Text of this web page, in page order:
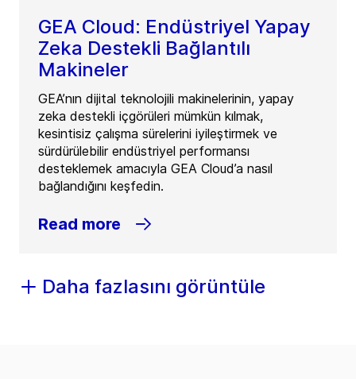
GEA Cloud: Endüstriyel Yapay
Zeka Destekli Bağlantılı
Makineler
GEA’nın dijital teknolojili makinelerinin, yapay
zeka destekli içgörüleri mümkün kılmak,
kesintisiz çalışma sürelerini iyileştirmek ve
sürdürülebilir endüstriyel performansı
desteklemek amacıyla GEA Cloud’a nasıl
bağlandığını keşfedin.
Read more
Daha fazlasını görüntüle